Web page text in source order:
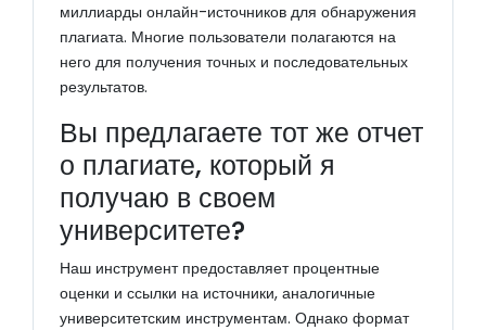
миллиарды онлайн-источников для обнаружения
плагиата. Многие пользователи полагаются на
него для получения точных и последовательных
результатов.
Вы предлагаете тот же отчет
о плагиате, который я
получаю в своем
университете?
Наш инструмент предоставляет процентные
оценки и ссылки на источники, аналогичные
университетским инструментам. Однако формат